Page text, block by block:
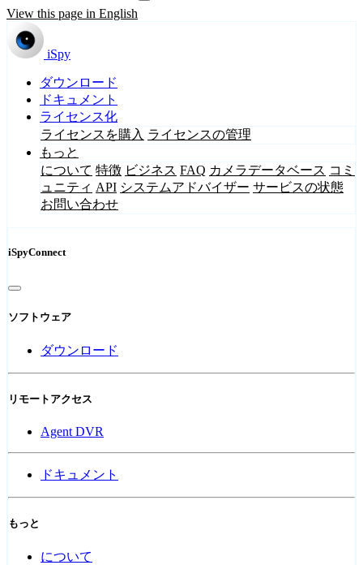
View this page in English
iSpy
ダウンロード
ドキュメント
ライセンス化
ライセンスを購入 ライセンスの管理
もっと
について 特徴 ビジネス FAQ カメラデータベース コミ
ュニティ API システムアドバイザー サービスの状態
お問い合わせ
iSpyConnect
ソフトウェア
ダウンロード
リモートアクセス
Agent DVR
ドキュメント
もっと
について